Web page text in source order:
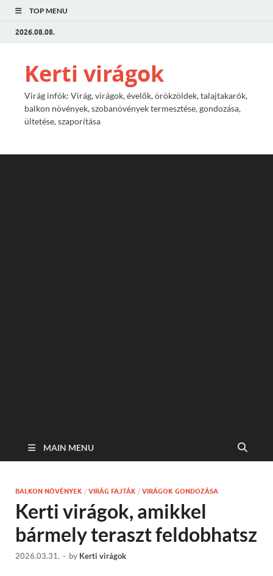
TOP MENU
2026.08.08.
Kerti virágok
Virág infók: Virág, virágok, évelők, örökzöldek, talajtakarók,
balkon növények, szobanövények termesztése, gondozása,
ültetése, szaporítása
MAIN MENU
BALKON NÖVÉNYEK / VIRÁG FAJTÁK / VIRÁGOK GONDOZÁSA
Kerti virágok, amikkel
bármely teraszt feldobhatsz
2026.03.31. - by Kerti virágok